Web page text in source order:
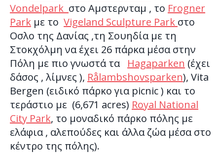
Vondelpark στο Αμστερνταμ , το Frogner
Park με το Vigeland Sculpture Park στο
Οσλο της Δανίας ,τη Σουηδία με τη
Στοκχόλμη να έχει 26 πάρκα μέσα στην
Πόλη με πιο γνωστά τα Hagaparken (έχει
δάσος , λίμνες ), Rålambshovsparken), Vita
Bergen (ειδικό πάρκο για picnic ) και το
τεράστιο με (6,671 acres) Royal National
City Park, το μοναδικό πάρκο πόλης με
ελάφια , αλεπούδες και άλλα ζώα μέσα στο
κέντρο της πόλης).